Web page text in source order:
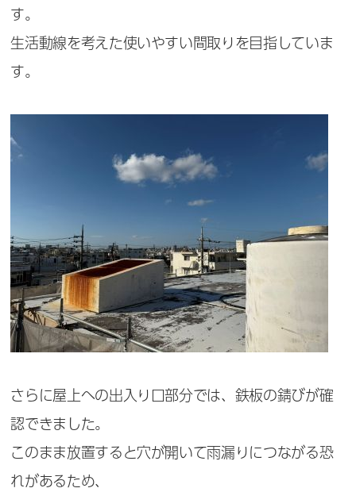
す。
生活動線を考えた使いやすい間取りを目指していま
す。
さらに屋上への出入り口部分では、鉄板の錆びが確
認できました。
このまま放置すると穴が開いて雨漏りにつながる恐
れがあるため、